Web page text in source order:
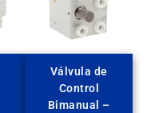
Válvula de
Control
Bimanual –